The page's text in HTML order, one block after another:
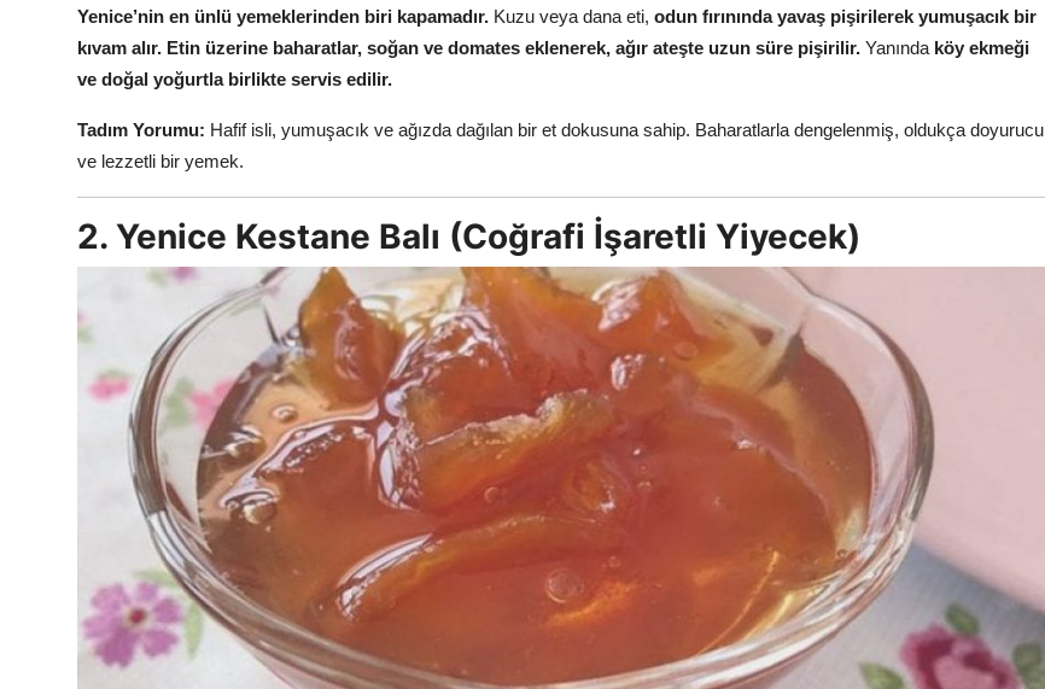
Yenice’nin en ünlü yemeklerinden biri kapamadır. Kuzu veya dana eti, odun fırınında yavaş pişirilerek yumuşacık bir
kıvam alır. Etin üzerine baharatlar, soğan ve domates eklenerek, ağır ateşte uzun süre pişirilir. Yanında köy ekmeği
ve doğal yoğurtla birlikte servis edilir.
Tadım Yorumu: Hafif isli, yumuşacık ve ağızda dağılan bir et dokusuna sahip. Baharatlarla dengelenmiş, oldukça doyurucu
ve lezzetli bir yemek.
2. Yenice Kestane Balı (Coğrafi İşaretli Yiyecek)